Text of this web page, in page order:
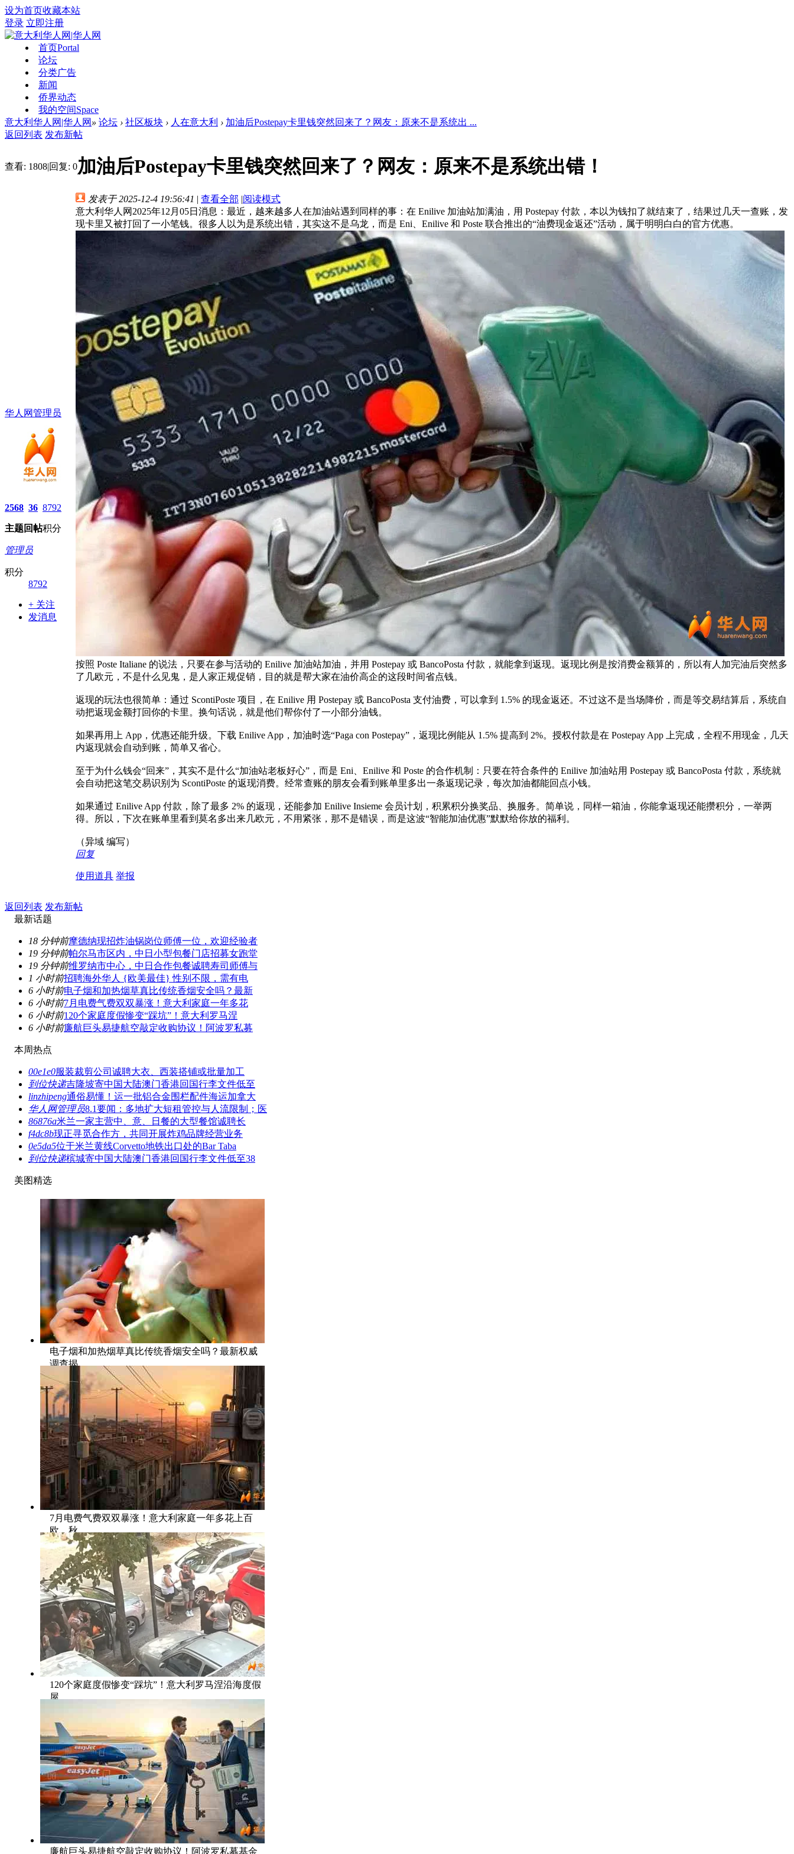
设为首页收藏本站
登录 立即注册
首页Portal
论坛
分类广告
新闻
侨界动态
我的空间Space
意大利华人网|华人网 » 论坛 › 社区板块 › 人在意大利 › 加油后Postepay卡里钱突然回来了？网友：原来不是系统出 ...
返回列表 发布新帖
查看: 1808|回复: 0加油后Postepay卡里钱突然回来了？网友：原来不是系统出错！
华人网管理员
2568
主题
36
回帖
8792
积分
管理员
积分
8792
+ 关注
发消息
发表于 2025-12-4 19:56:41 | 查看全部 |阅读模式
意大利华人网2025年12月05日消息：最近，越来越多人在加油站遇到同样的事：在 Enilive 加油站加满油，用 Postepay 付款，本以为钱扣了就结束了，结果过几天一查账，发
现卡里又被打回了一小笔钱。很多人以为是系统出错，其实这不是乌龙，而是 Eni、Enilive 和 Poste 联合推出的“油费现金返还”活动，属于明明白白的官方优惠。
按照 Poste Italiane 的说法，只要在参与活动的 Enilive 加油站加油，并用 Postepay 或 BancoPosta 付款，就能拿到返现。返现比例是按消费金额算的，所以有人加完油后突然多
了几欧元，不是什么见鬼，是人家正规促销，目的就是帮大家在油价高企的这段时间省点钱。
返现的玩法也很简单：通过 ScontiPoste 项目，在 Enilive 用 Postepay 或 BancoPosta 支付油费，可以拿到 1.5% 的现金返还。不过这不是当场降价，而是等交易结算后，系统自
动把返现金额打回你的卡里。换句话说，就是他们帮你付了一小部分油钱。
如果再用上 App，优惠还能升级。下载 Enilive App，加油时选“Paga con Postepay”，返现比例能从 1.5% 提高到 2%。授权付款是在 Postepay App 上完成，全程不用现金，几天
内返现就会自动到账，简单又省心。
至于为什么钱会“回来”，其实不是什么“加油站老板好心”，而是 Eni、Enilive 和 Poste 的合作机制：只要在符合条件的 Enilive 加油站用 Postepay 或 BancoPosta 付款，系统就
会自动把这笔交易识别为 ScontiPoste 的返现消费。经常查账的朋友会看到账单里多出一条返现记录，每次加油都能回点小钱。
如果通过 Enilive App 付款，除了最多 2% 的返现，还能参加 Enilive Insieme 会员计划，积累积分换奖品、换服务。简单说，同样一箱油，你能拿返现还能攒积分，一举两
得。所以，下次在账单里看到莫名多出来几欧元，不用紧张，那不是错误，而是这波“智能加油优惠”默默给你放的福利。
（异域 编写）
回复
使用道具 举报
返回列表 发布新帖
最新话题
18 分钟前摩德纳现招炸油锅岗位师傅一位，欢迎经验者
19 分钟前帕尔马市区内，中日小型包餐门店招募女跑堂
19 分钟前维罗纳市中心，中日合作包餐诚聘寿司师傅与
1 小时前招聘海外华人 {欧美最佳} 性别不限，需有电
6 小时前电子烟和加热烟草真比传统香烟安全吗？最新
6 小时前7月电费气费双双暴涨！意大利家庭一年多花
6 小时前120个家庭度假惨变“踩坑”！意大利罗马涅
6 小时前廉航巨头易捷航空敲定收购协议！阿波罗私募
本周热点
00e1e0服装裁剪公司诚聘大衣、西装搭铺或批量加工
到位快递吉隆坡寄中国大陆澳门香港回国行李文件低至
linzhipeng通俗易懂！运一批铝合金围栏配件海运加拿大
华人网管理员8.1要闻：多地扩大短租管控与人流限制；医
86876a米兰一家主营中、意、日餐的大型餐馆诚聘长
f4dc8b现正寻觅合作方，共同开展炸鸡品牌经营业务
0e5da5位于米兰黄线Corvetto地铁出口处的Bar Taba
到位快递槟城寄中国大陆澳门香港回国行李文件低至38
美图精选
电子烟和加热烟草真比传统香烟安全吗？最新权威
调查揭
7月电费气费双双暴涨！意大利家庭一年多花上百
欧，秋
120个家庭度假惨变“踩坑”！意大利罗马涅沿海度假
屋
廉航巨头易捷航空敲定收购协议！阿波罗私募基金